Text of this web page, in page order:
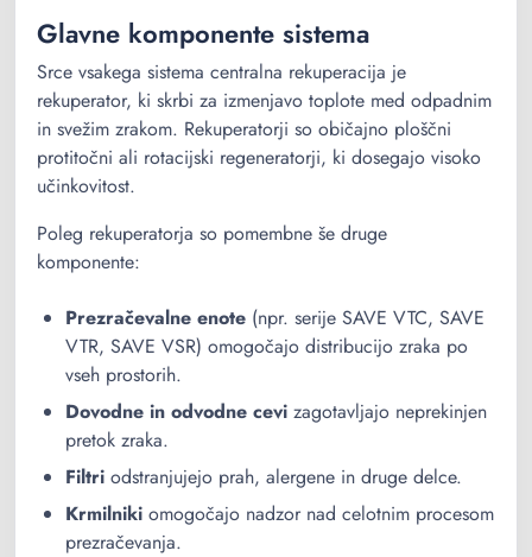
Glavne komponente sistema
Srce vsakega sistema centralna rekuperacija je
rekuperator, ki skrbi za izmenjavo toplote med odpadnim
in svežim zrakom. Rekuperatorji so običajno ploščni
protitočni ali rotacijski regeneratorji, ki dosegajo visoko
učinkovitost.
Poleg rekuperatorja so pomembne še druge
komponente:
Prezračevalne enote (npr. serije SAVE VTC, SAVE
VTR, SAVE VSR) omogočajo distribucijo zraka po
vseh prostorih.
Dovodne in odvodne cevi zagotavljajo neprekinjen
pretok zraka.
Filtri odstranjujejo prah, alergene in druge delce.
Krmilniki omogočajo nadzor nad celotnim procesom
prezračevanja.